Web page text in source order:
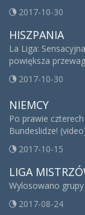
2017-10-30
HISZPANIA
La Liga:
powiększa
2017-10-30
NIEMCY
Po prawie
Bundeslidze!
2017-10-15
LIGA
Wylosowano
2017-08-24